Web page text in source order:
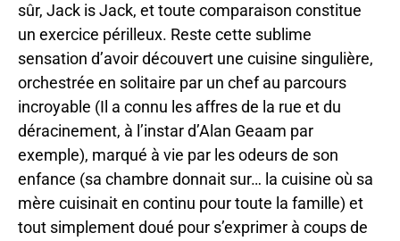
sûr, Jack is Jack, et toute comparaison constitue
un exercice périlleux. Reste cette sublime
sensation d’avoir découvert une cuisine singulière,
orchestrée en solitaire par un chef au parcours
incroyable (Il a connu les affres de la rue et du
déracinement, à l’instar d’Alan Geaam par
exemple), marqué à vie par les odeurs de son
enfance (sa chambre donnait sur… la cuisine où sa
mère cuisinait en continu pour toute la famille) et
tout simplement doué pour s’exprimer à coups de